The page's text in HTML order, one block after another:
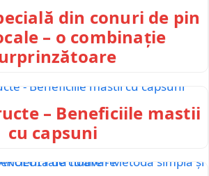
din conuri de pin
– o combinație
– Beneficiile mastii
cu capsuni